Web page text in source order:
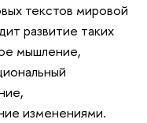
текстов мировой
развитие таких
мышление,
изменениями.